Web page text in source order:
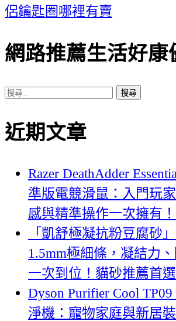
導
覽
侶鑰匙圈哪裡有賣
網路推薦生活好康
搜
關
字:
近期文章
Razer DeathAdder
準版電競滑鼠：入門玩
感與精準操作一次擁有！
「凱舒極凝抗粉豆腐砂
1.5mm極細條，凝結力
一次到位！貓砂推薦首選
Dyson Purifier Cool
淨機：寵物家庭與新居